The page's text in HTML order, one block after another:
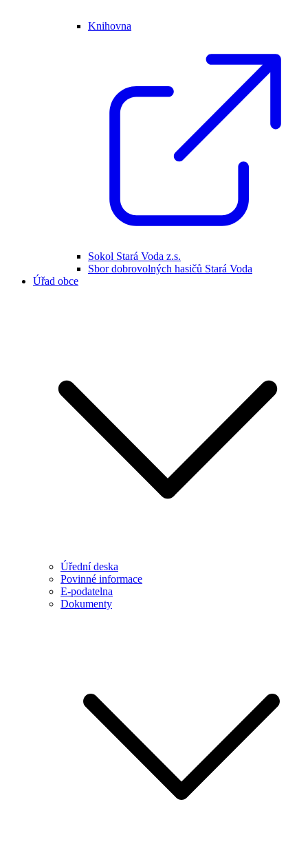
Knihovna
Sokol Stará Voda z.s.
Sbor dobrovolných hasičů Stará Voda
Úřad obce
Úřední deska
Povinné informace
E-podatelna
Dokumenty